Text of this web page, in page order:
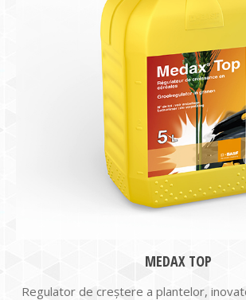
MEDAX TOP
Regulator de creştere a plantelor,